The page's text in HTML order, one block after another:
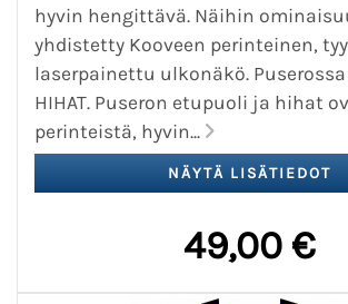
hyvin hengittävä. Näihin
yhdistetty Kooveen perinteinen,
laserpainettu ulkonäkö. Puserossa
HIHAT. Puseron etupuoli ja hihat
perinteistä, hyvin...
49,00 €